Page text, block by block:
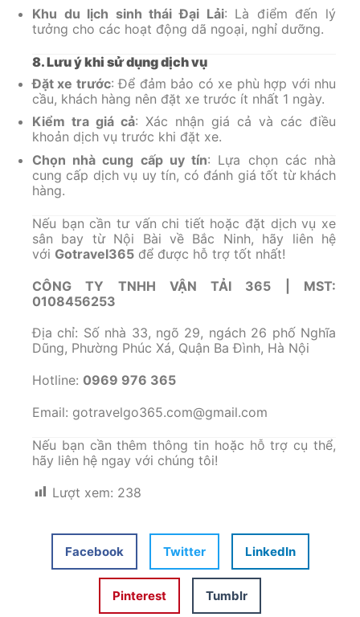
Khu du lịch sinh thái Đại Lải: Là điểm đến lý
tưởng cho các hoạt động dã ngoại, nghỉ dưỡng.
8. Lưu ý khi sử dụng dịch vụ
Đặt xe trước: Để đảm bảo có xe phù hợp với nhu
cầu, khách hàng nên đặt xe trước ít nhất 1 ngày.
Kiểm tra giá cả: Xác nhận giá cả và các điều
khoản dịch vụ trước khi đặt xe.
Chọn nhà cung cấp uy tín: Lựa chọn các nhà
cung cấp dịch vụ uy tín, có đánh giá tốt từ khách
hàng.
Nếu bạn cần tư vấn chi tiết hoặc đặt dịch vụ xe
sân bay từ Nội Bài về Bắc Ninh, hãy liên hệ
với Gotravel365 để được hỗ trợ tốt nhất!
CÔNG TY TNHH VẬN TẢI 365 | MST:
0108456253
Địa chỉ: Số nhà 33, ngõ 29, ngách 26 phố Nghĩa
Dũng, Phường Phúc Xá, Quận Ba Đình, Hà Nội
Hotline: 0969 976 365
Email: gotravelgo365.com@gmail.com
Nếu bạn cần thêm thông tin hoặc hỗ trợ cụ thể,
hãy liên hệ ngay với chúng tôi!
Lượt xem: 238
Facebook Twitter LinkedIn
Pinterest Tumblr